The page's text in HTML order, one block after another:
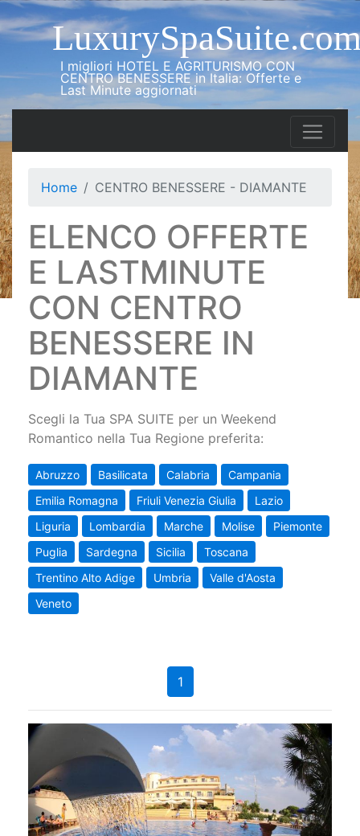
I migliori HOTEL E AGRITURISMO CON
CENTRO BENESSERE in Italia: Offerte e
Last Minute aggiornati
Home CENTRO BENESSERE - DIAMANTE
ELENCO OFFERTE
E LASTMINUTE
CON CENTRO
BENESSERE IN
DIAMANTE
Scegli la Tua SPA SUITE per un Weekend
Romantico nella Tua Regione preferita:
Abruzzo Basilicata Calabria
Campania
Emilia Romagna
Friuli Venezia Giulia
Lazio
Liguria
Lombardia Marche Molise
Piemonte
Puglia
Sardegna Sicilia
Toscana
Trentino Alto Adige
Umbria
Valle d'Aosta
Veneto
1